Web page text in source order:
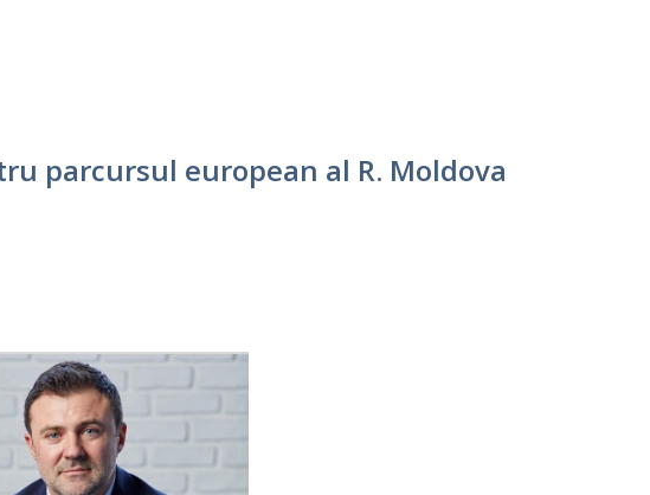
parcursul european al R. Moldova